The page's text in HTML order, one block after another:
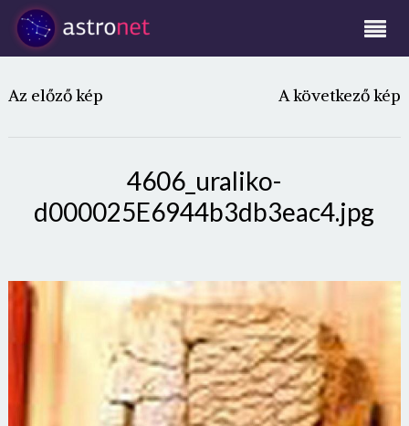
Az előző kép A következő kép
4606_uraliko-
d000025E6944b3db3eac4.jpg